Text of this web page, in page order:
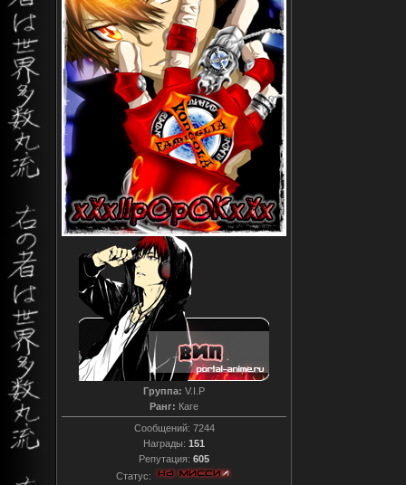
Группа: V.I.P
Ранг: Каге
Сообщений: 7244
Награды: 151
Репутация: 605
Статус: